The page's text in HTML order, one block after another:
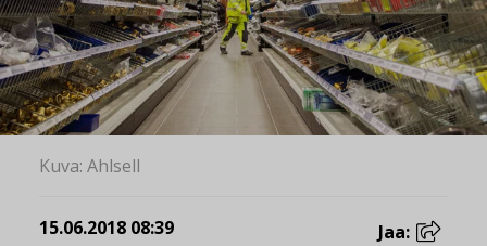
Kuva: Ahlsell
15.06.2018 08:39 Jaa: